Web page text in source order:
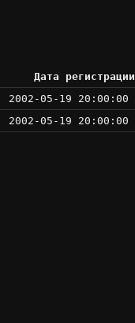
Дата регистрации
2002-05-19 20:00:00
2002-05-19 20:00:00